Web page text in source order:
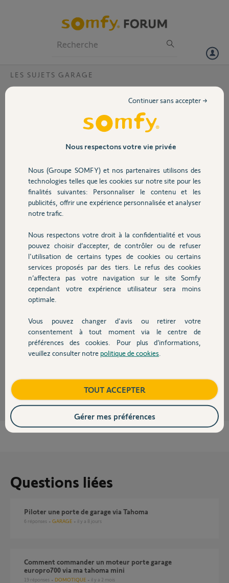
Volet
Sécurité
Domotique
Chauffage
Autres produits
Devis avec un pro
Contact
LES SUJETS GARAGE
Porté de garage via TaHoma / connexion
Je n’arrive plus à connecter l’ouverture / fermeture de mon portail à
l’application sur mon IPhone, il c’est déconnectée et depuis je n’arrive
Cordialement
Merci,
Participer au fil de discussion
Réponses
Bonjour Steeve,
Sachez qu'il ne faut pas supprimer de produits Io sans quoi une remise à
zéro doit être effectué.
J'ai récupéré le produit, je vous laisses tester.
Bonne journée,
Questions liées
Piloter une porte de garage via Tahoma
6 réponses GARAGE il y a 8 jours
Comment commander un moteur porte garage
europro700 via ma tahoma mini
19 réponses DOMOTIQUE il y a 2 mois
Nous respectons votre vie privée
Nous (Groupe SOMFY) et nos partenaires utilisons des
technologies telles que les cookies sur notre site pour les
finalités suivantes: Personnaliser le contenu et les
publicités, offrir une expérience personnalisée et analyser
notre trafic.
Nous respectons votre droit à la confidentialité et vous
pouvez choisir d’accepter, de contrôler ou de refuser
l'utilisation de certains types de cookies ou certains
services proposés par des tiers. Le refus des cookies
n’affectera pas votre navigation sur le site Somfy
cependant votre expérience utilisateur sera moins
optimale.
Vous pouvez changer d'avis ou retirer votre
consentement à tout moment via le centre de
préférences des cookies. Pour plus d’informations,
veuillez consulter notre politique de cookies
Continuer sans accepter →
TOUT ACCEPTER
Gérer mes préférences